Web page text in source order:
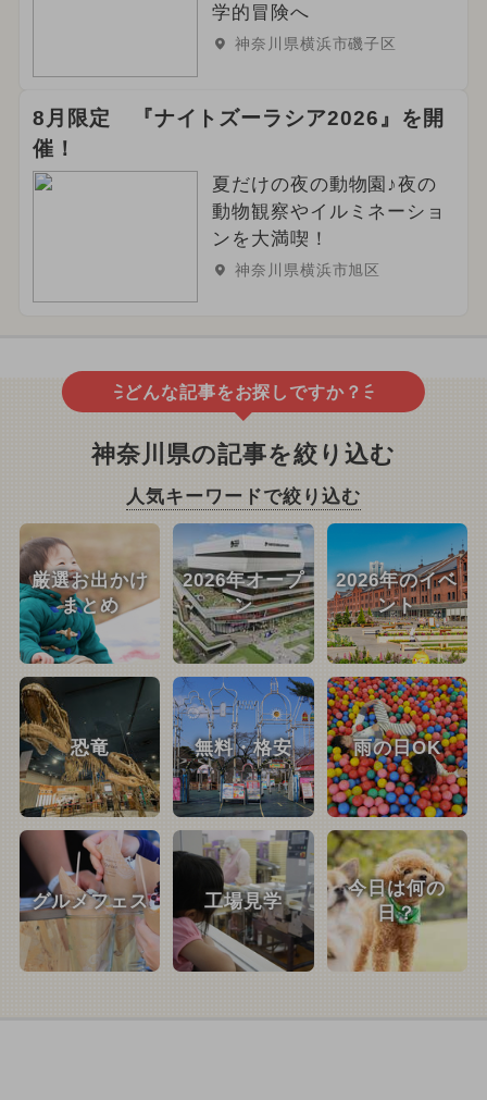
学的冒険へ
神奈川県横浜市磯子区
8月限定 『ナイトズーラシア2026』を開
催！
夏だけの夜の動物園♪夜の
動物観察やイルミネーショ
ンを大満喫！
神奈川県横浜市旭区
どんな記事をお探しですか？
神奈川県の記事を絞り込む
人気キーワードで絞り込む
厳選お出かけ
まとめ
2026年オープ
ン
2026年のイベ
ント
恐竜 無料・格安 雨の日OK
グルメフェス 工場見学
今日は何の
日？